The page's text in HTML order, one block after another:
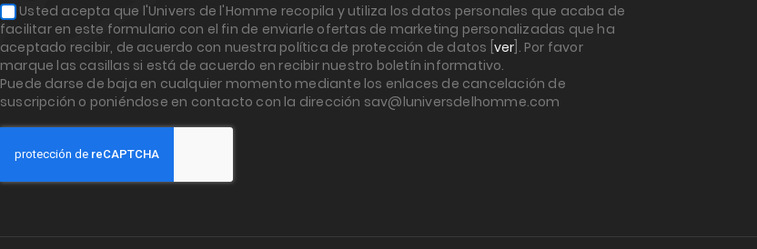
Usted acepta que l'Univers de l'Homme recopila y utiliza los datos personales que acaba de
facilitar en este formulario con el fin de enviarle ofertas de marketing personalizadas que ha
aceptado recibir, de acuerdo con nuestra política de protección de datos [ ver ]. Por favor
marque las casillas si está de acuerdo en recibir nuestro boletín informativo.
Puede darse de baja en cualquier momento mediante los enlaces de cancelación de
suscripción o poniéndose en contacto con la dirección sav@luniversdelhomme.com